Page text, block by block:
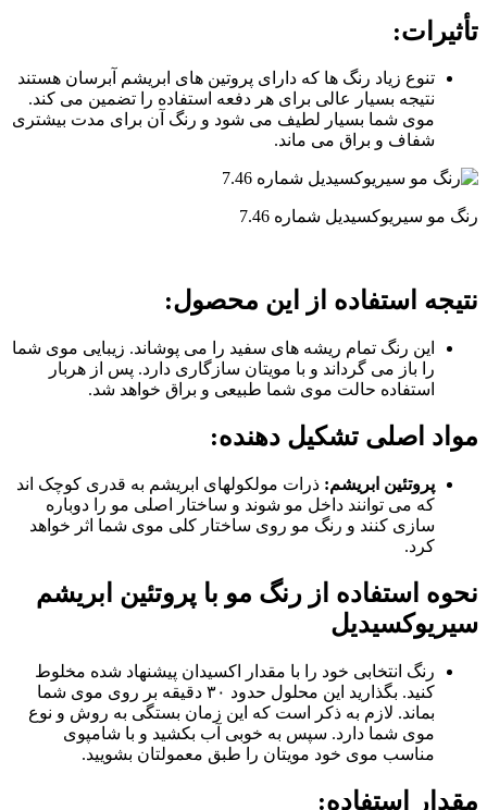
تأثیرات:
تنوع زیاد رنگ ها که دارای پروتین های ابریشم آبرسان هستند
نتیجه بسیار عالی برای هر دفعه استفاده را تضمین می کند.
موی شما بسیار لطیف می شود و رنگ آن برای مدت بیشتری
شفاف و براق می ماند.
رنگ مو سیریوکسیدیل شماره 7.46
نتیجه استفاده از این محصول:
این رنگ تمام ریشه های سفید را می پوشاند. زیبایی موی شما
را باز می گرداند و با مویتان سازگاری دارد. پس از هربار
استفاده حالت موی شما طبیعی و براق خواهد شد.
مواد اصلی تشکیل دهنده:
پروتئین ابریشم: ذرات مولکولهای ابریشم به قدری کوچک اند
که می توانند داخل مو شوند و ساختار اصلی مو را دوباره
سازی کنند و رنگ مو روی ساختار کلی موی شما اثر خواهد
کرد.
نحوه استفاده از رنگ مو با پروتئین ابریشم
سیریوکسیدیل
رنگ انتخابی خود را با مقدار اکسیدان پیشنهاد شده مخلوط
کنید. بگذارید این محلول حدود ۳۰ دقیقه بر روی موی شما
بماند. لازم به ذکر است که این زمان بستگی به روش و نوع
موی شما دارد. سپس به خوبی آب بکشید و با شامپوی
مناسب موی خود مویتان را طبق معمولتان بشویید.
مقدار استفاده: